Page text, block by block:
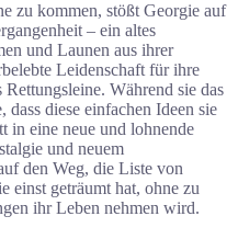
zu kommen, stößt Georgie auf
– ein altes
und Launen aus ihrer
Leidenschaft für ihre
Während sie das
diese einfachen Ideen sie
in eine neue und lohnende
und neuem
den Weg, die Liste von
einst geträumt hat, ohne zu
ihr Leben nehmen wird.